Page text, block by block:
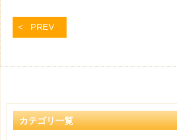
PREV
カテゴリ一覧